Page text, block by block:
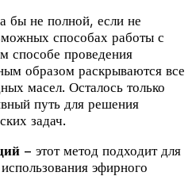
бы не полной, если не
способах работы с
способе проведения
образом раскрываются все
масел. Осталось только
путь для решения
задач.
– этот метод подходит для
эфирного